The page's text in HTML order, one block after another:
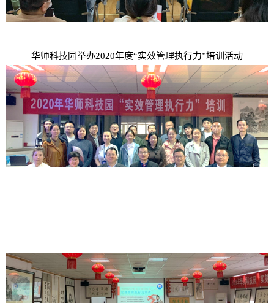
华师科技园举办2020年度“实效管理执行力”培训活动